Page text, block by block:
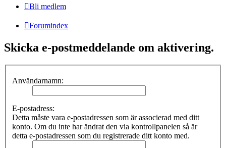
Bli medlem
Forumindex
Skicka e-postmeddelande om aktivering.
Användarnamn:
E-postadress:
Detta måste vara e-postadressen som är associerad med ditt
konto. Om du inte har ändrat den via kontrollpanelen så är
detta e-postadressen som du registrerade ditt konto med.